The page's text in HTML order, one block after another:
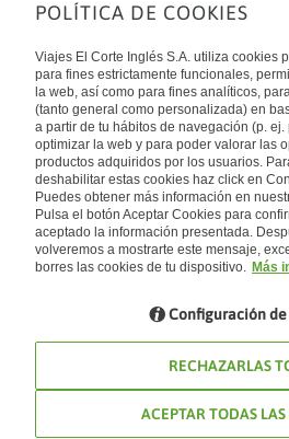
Sobre nosotros
Quiénes somos
Financiación
Sostenibilidad
Turismo accesible
Tarjeta El Corte Inglés
Trabaja con nosotros
El Corte Inglés
Canal Ético
Enlaces de interés
Guías de viaje
Catálogos
Auto check-in
Condiciones Generales
Política de privacidad
Política de cookies
Accesibilidad
Empresas/ Grupos
Internacional
España
Visita nuestro blog
Blog de Viajes el Corte inglés
POLÍTICA DE COOKIES
Viajes El Corte Inglés S.A. utiliza cookies
para fines estrictamente funcionales,
la web, así como para fines analíticos,
(tanto general como personalizada) en
a partir de tu hábitos de navegación (p.
optimizar la web y para poder valorar las
productos adquiridos por los usuarios.
deshabilitar estas cookies haz click en
Puedes obtener más información en
Pulsa el botón Aceptar Cookies para
aceptado la información presentada.
volveremos a mostrarte este mensaje,
borres las cookies de tu dispositivo. Más
Configuración
RECHAZARLAS
ACEPTAR TODAS LAS